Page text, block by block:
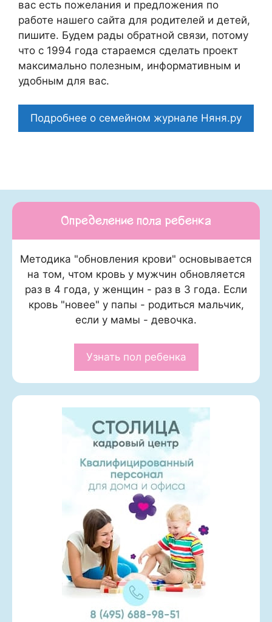
вас есть пожелания и предложения по
работе нашего сайта для родителей и детей,
пишите. Будем рады обратной связи, потому
что c 1994 года стараемся сделать проект
максимально полезным, информативным и
удобным для вас.
Подробнее о семейном журнале Няня.ру
Определение пола ребенка
Методика "обновления крови" основывается
на том, чтом кровь у мужчин обновляется
раз в 4 года, у женщин - раз в 3 года. Если
кровь "новее" у папы - родиться мальчик,
если у мамы - девочка.
Узнать пол ребенка